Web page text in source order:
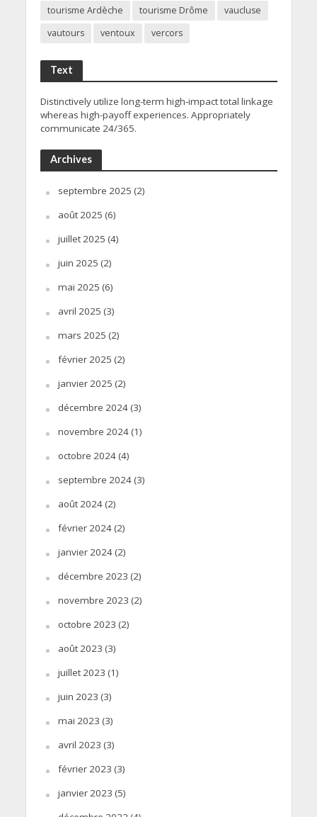
tourisme Ardèche
tourisme Drôme
vaucluse
vautours
ventoux vercors
Text
Distinctively utilize long-term high-impact total linkage
whereas high-payoff experiences. Appropriately
communicate 24/365.
Archives
septembre 2025 (2)
août 2025 (6)
juillet 2025 (4)
juin 2025 (2)
mai 2025 (6)
avril 2025 (3)
mars 2025 (2)
février 2025 (2)
janvier 2025 (2)
décembre 2024(3)
novembre 2024(1)
octobre 2024(4)
septembre 2024(3)
août 2024(2)
février 2024(2)
janvier 2024(2)
décembre 2023 (2)
novembre 2023 (2)
octobre 2023 (2)
août 2023 (3)
juillet 2023 (1)
juin 2023 (3)
mai 2023 (3)
avril 2023 (3)
février 2023 (3)
janvier 2023 (5)